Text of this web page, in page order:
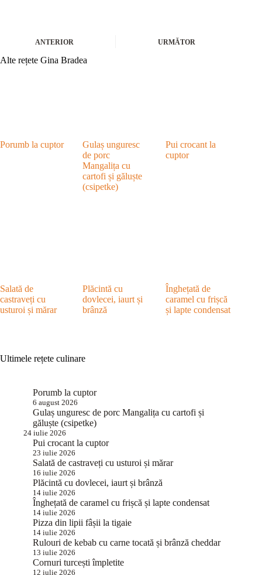
ANTERIOR URMĂTOR
Alte rețete Gina Bradea
Porumb la cuptor
Gulaș unguresc
de porc
Mangalița cu
cartofi și găluște
(csipetke)
Pui crocant la
cuptor
Salată de
castraveți cu
usturoi și mărar
Plăcintă cu
dovlecei, iaurt și
brânză
Înghețată de
caramel cu frișcă
și lapte condensat
Ultimele rețete culinare
Porumb la cuptor
6 august 2026
Gulaș unguresc de porc Mangalița cu cartofi și
găluște (csipetke)
24 iulie 2026
Pui crocant la cuptor
23 iulie 2026
Salată de castraveți cu usturoi și mărar
16 iulie 2026
Plăcintă cu dovlecei, iaurt și brânză
14 iulie 2026
Înghețată de caramel cu frișcă și lapte condensat
14 iulie 2026
Pizza din lipii fâșii la tigaie
14 iulie 2026
Rulouri de kebab cu carne tocată și brânză cheddar
13 iulie 2026
Cornuri turcești împletite
12 iulie 2026